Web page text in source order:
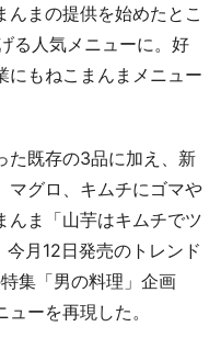
んまの提供を始めたとこ
る人気メニューに。好
にもねこまんまメニュー
既存の3品に加え、新
マグロ、キムチにゴマや
んま「山芋はキムチでツ
月12日発売のトレンド
集「男の料理」企画
ーを再現した。